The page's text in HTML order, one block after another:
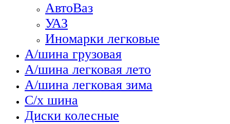
АвтоВаз
УАЗ
Иномарки легковые
А/шина грузовая
А/шина легковая лето
А/шина легковая зима
С/х шина
Диски колесные